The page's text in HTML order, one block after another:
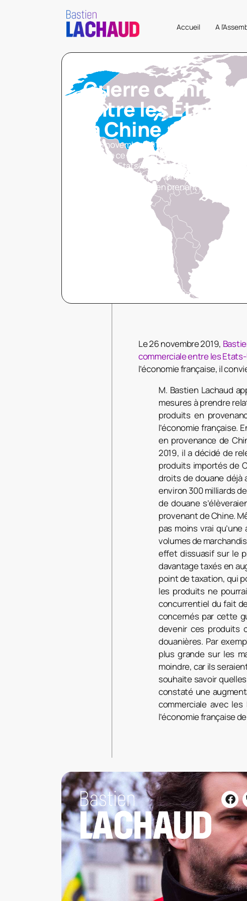
Accueil A
Guerre
entre les États-
la Chine
Le 26 novembre 2019, Bastien Lachaud a
Le Maire ce qu’il compte faire face à la
entre les Etats-Unis et la Chine. En effet,
avoir un impact important sur l’économie
donc de la préparer en prenant les bonnes
Le 26 novembre 2019,
commerciale entre les
l’économie française, il
M. Bastien Lachaud
mesures à prendre
produits en
l’économie française.
en provenance de
2019, il a décidé de
produits importés de
droits de douane déjà
environ 300 milliards
de douane
provenant de Chine.
pas moins vrai
volumes de
effet dissuasif sur le
davantage taxés en
point de taxation, qui
les produits ne
concurrentiel du fait
concernés par cette
devenir ces produits
douanières. Par
plus grande sur les
moindre, car ils
souhaite savoir
constaté une
commerciale avec
l’économie française